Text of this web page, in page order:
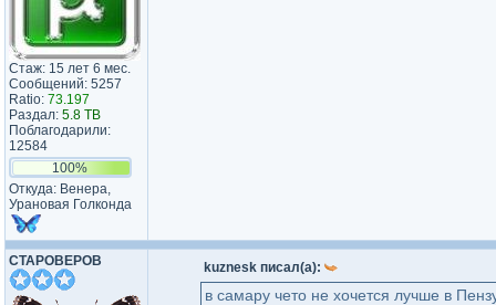
Стаж: 15 лет 6 мес.
Сообщений: 5257
Ratio: 73.197
Раздал: 5.8 TB
Поблагодарили:
12584
100%
Откуда: Венера,
Урановая Голконда
CTAPOBEPOB kuznesk писал(а):
в самару чето не хочется лучше в